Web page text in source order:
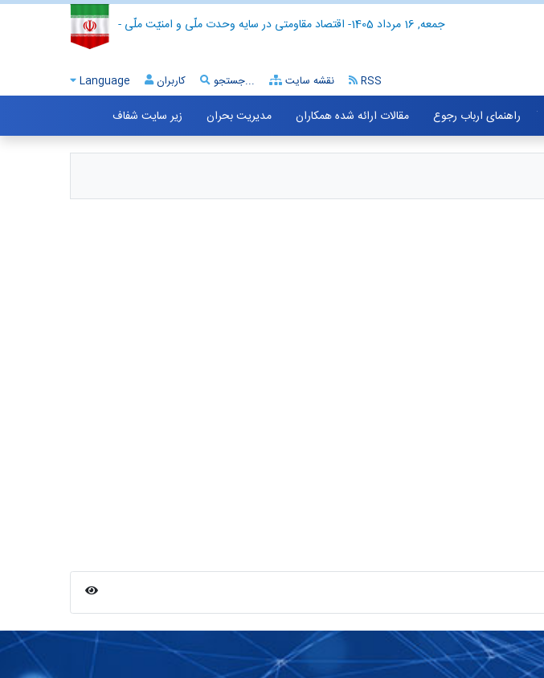
- اقتصاد مقاومتی در سایه وحدت ملّی و امنیّت ملّی - جمعه, 16 مرداد 1405
Language کاربران جستجو... نقشه سایت RSS
راهنمای ارباب رجوع مقالات ارائه شده همکاران مدیریت بحران
زیر سایت شفاف